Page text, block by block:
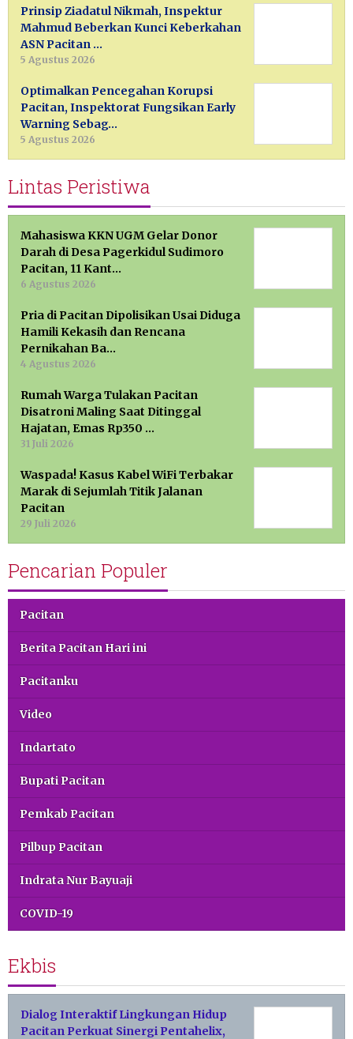
Prinsip Ziadatul Nikmah, Inspektur
Mahmud Beberkan Kunci Keberkahan
ASN Pacitan …
5 Agustus 2026
Optimalkan Pencegahan Korupsi
Pacitan, Inspektorat Fungsikan Early
Warning Sebag…
5 Agustus 2026
Lintas Peristiwa
Mahasiswa KKN UGM Gelar Donor
Darah di Desa Pagerkidul Sudimoro
Pacitan, 11 Kant…
6 Agustus 2026
Pria di Pacitan Dipolisikan Usai Diduga
Hamili Kekasih dan Rencana
Pernikahan Ba…
4 Agustus 2026
Rumah Warga Tulakan Pacitan
Disatroni Maling Saat Ditinggal
Hajatan, Emas Rp350 …
31 Juli 2026
Waspada! Kasus Kabel WiFi Terbakar
Marak di Sejumlah Titik Jalanan
Pacitan
29 Juli 2026
Pencarian Populer
Pacitan
Berita Pacitan Hari ini
Pacitanku
Video
Indartato
Bupati Pacitan
Pemkab Pacitan
Pilbup Pacitan
Indrata Nur Bayuaji
COVID-19
Ekbis
Dialog Interaktif Lingkungan Hidup
Pacitan Perkuat Sinergi Pentahelix,